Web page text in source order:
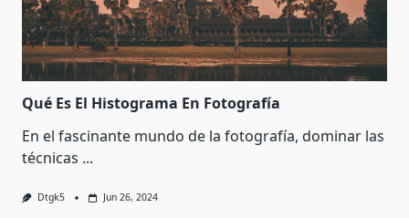
Qué Es El Histograma En Fotografía
En el fascinante mundo de la fotografía, dominar las
técnicas ...
Dtgk5 Jun 26, 2024